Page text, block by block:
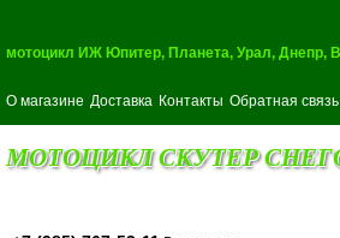
мотоцикл ИЖ Юпитер, Планета, Урал, Днепр,
О магазине Доставка Контакты Обратная связь
МОТОЦИКЛ СКУТЕР